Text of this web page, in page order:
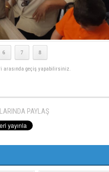
6 7 8
arasında geçiş yapabilirsiniz.
PAYLAŞ